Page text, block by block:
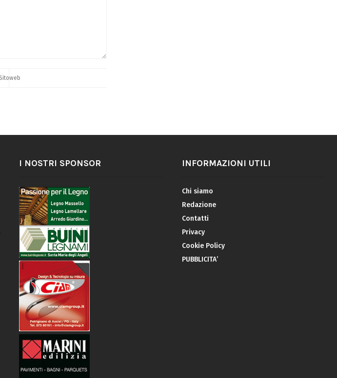
I NOSTRI SPONSOR INFORMAZIONI UTILI
Chi siamo
Redazione
Contatti
Privacy
Cookie Policy
PUBBLICITA’